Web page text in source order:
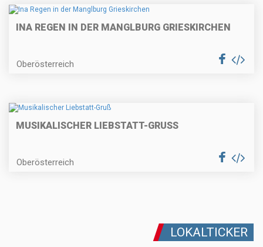
INA REGEN IN DER MANGLBURG GRIESKIRCHEN
Oberösterreich
MUSIKALISCHER LIEBSTATT-GRUSS
Oberösterreich
LOKALTICKER